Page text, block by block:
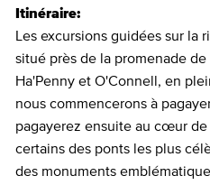
Itinéraire:
Les excursions guidées sur
situé près de la promenade
Ha'Penny et O'Connell, en
nous commencerons à
pagayerez ensuite au cœur de
certains des ponts les plus
des monuments